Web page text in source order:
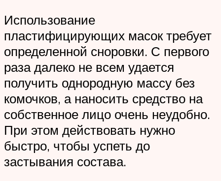
Использование
пластифицирующих масок требует
определенной сноровки. С первого
раза далеко не всем удается
получить однородную массу без
комочков, а наносить средство на
собственное лицо очень неудобно.
При этом действовать нужно
быстро, чтобы успеть до
застывания состава.